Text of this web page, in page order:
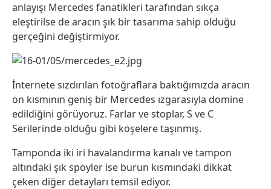
anlayışı Mercedes fanatikleri tarafından sıkça
eleştirilse de aracın şık bir tasarıma sahip olduğu
gerçeğini değiştirmiyor.
İnternete sızdırılan fotoğraflara baktığımızda aracın
ön kısmının geniş bir Mercedes ızgarasıyla domine
edildiğini görüyoruz. Farlar ve stoplar, S ve C
Serilerinde olduğu gibi köşelere taşınmış.
Tamponda iki iri havalandırma kanalı ve tampon
altındaki şık spoyler ise burun kısmındaki dikkat
çeken diğer detayları temsil ediyor.